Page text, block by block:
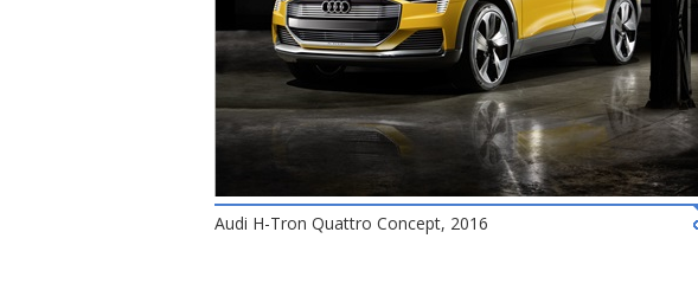
Audi H-Tron Quattro Concept, 2016